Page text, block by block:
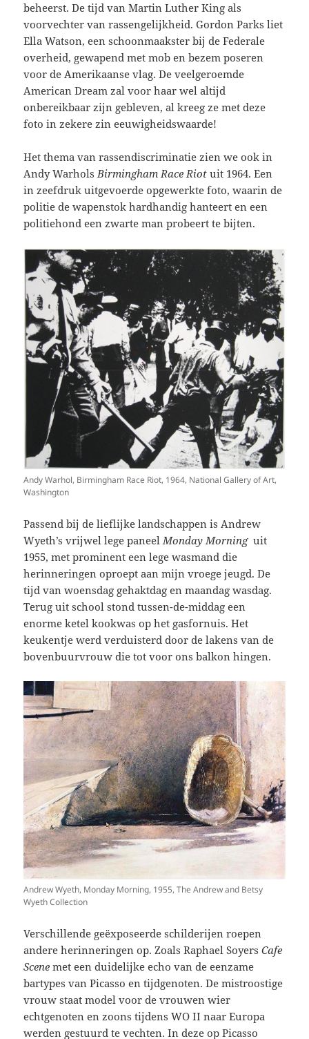
beheerst. De tijd van Martin Luther King als
voorvechter van rassengelijkheid. Gordon Parks liet
Ella Watson, een schoonmaakster bij de Federale
overheid, gewapend met mob en bezem poseren
voor de Amerikaanse vlag. De veelgeroemde
American Dream zal voor haar wel altijd
onbereikbaar zijn gebleven, al kreeg ze met deze
foto in zekere zin eeuwigheidswaarde!
Het thema van rassendiscriminatie zien we ook in
Andy WarholsBirmingham Race Riot uit 1964. Een
in zeefdruk uitgevoerde opgewerkte foto, waarin de
politie de wapenstok hardhandig hanteert en een
politiehond een zwarte man probeert te bijten.
Andy Warhol, Birmingham Race Riot, 1964, National Gallery of Art,
Washington
Passend bij de lieflijke landschappen is Andrew
Wyeth’s vrijwel lege paneel Monday Morninguit
1955, met prominent een lege wasmand die
herinneringen oproept aan mijn vroege jeugd. De
tijd van woensdag gehaktdag en maandag wasdag.
Terug uit school stond tussen-de-middag een
enorme ketel kookwas op het gasfornuis. Het
keukentje werd verduisterd door de lakens van de
bovenbuurvrouw die tot voor ons balkon hingen.
Andrew Wyeth, Monday Morning, 1955, The Andrew and Betsy
Wyeth Collection
Verschillende geëxposeerde schilderijen roepen
andere herinneringen op. Zoals Raphael SoyersCafe
Scene met een duidelijke echo van de eenzame
bartypes van Picasso en tijdgenoten. De mistroostige
vrouw staat model voor de vrouwen wier
echtgenoten en zoons tijdens WO II naar Europa
werden gestuurd te vechten. In deze op Picasso